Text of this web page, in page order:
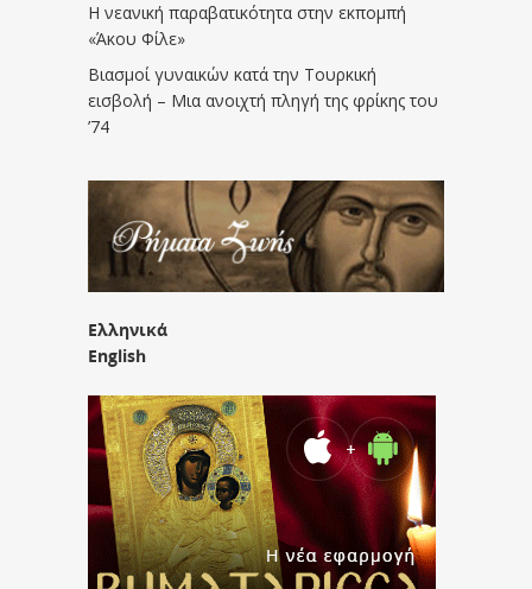
Η νεανική παραβατικότητα στην εκπομπή
«Άκου Φίλε»
Βιασμοί γυναικών κατά την Τουρκική
εισβολή – Μια ανοιχτή πληγή της φρίκης του
’74
Ελληνικά
English